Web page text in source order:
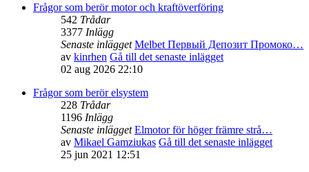
Frågor som berör motor och kraftöverföring
542 Trådar
3377 Inlägg
Senaste inlägget Melbet Первый Депозит Промоко…
av kinrhen Gå till det senaste inlägget
02 aug 2026 22:10
Frågor som berör elsystem
228 Trådar
1196 Inlägg
Senaste inlägget Elmotor för höger främre strå…
av Mikael Gamziukas Gå till det senaste inlägget
25 jun 2021 12:51